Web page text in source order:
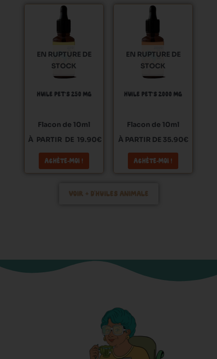
EN RUPTURE DE
STOCK
HUILE PET’S 250 MG
Flacon de 10ml
À PARTIR DE 19.90€
ACHÈTE-MOI !
Ce
produit
plusieurs
variations.
Les
options
peuvent
sur
la
du
produit
EN RUPTURE DE
STOCK
HUILE PET’S 2000 MG
Flacon de 10ml
À PARTIR DE 35.90€
ACHÈTE-MOI !
Ce
produit
plusieurs
variations.
Les
options
peuvent
sur
la
du
produit
VOIR + D'HUILES ANIMALE